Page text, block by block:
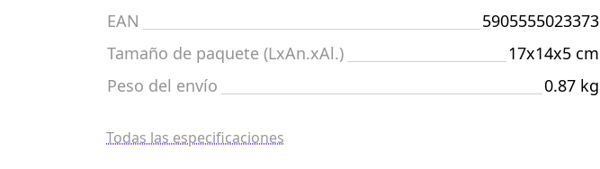
EAN
5905555023373
Tamaño de paquete (LxAn.xAl.)
17x14x5 cm
Peso del envío
0.87 kg
Todas las especificaciones